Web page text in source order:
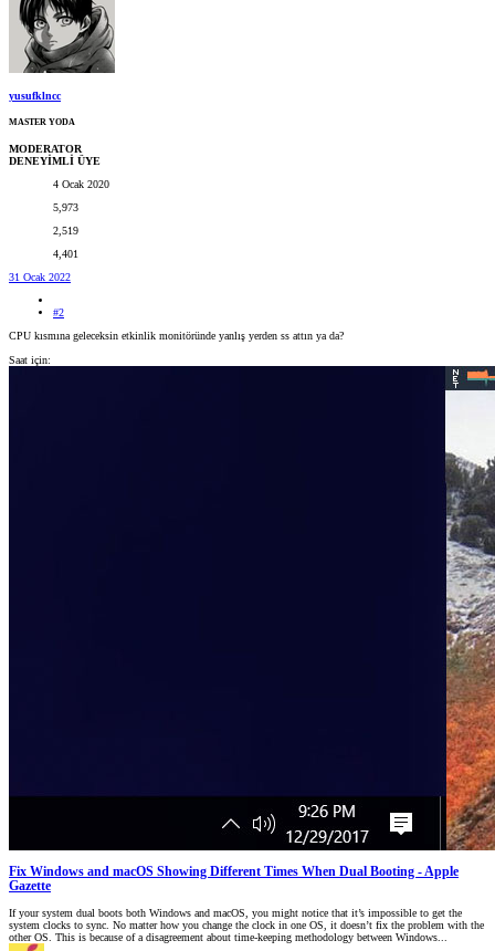
yusufklncc
MASTER YODA
MODERATOR
DENEYİMLİ ÜYE
4 Ocak 2020
5,973
2,519
4,401
31 Ocak 2022
#2
CPU kısmına geleceksin etkinlik monitöründe yanlış yerden ss attın ya da?
Saat için:
Fix Windows and macOS Showing Different Times When Dual Booting - Apple
Gazette
If your system dual boots both Windows and macOS, you might notice that it’s impossible to get the
system clocks to sync. No matter how you change the clock in one OS, it doesn’t fix the problem with the
other OS. This is because of a disagreement about time-keeping methodology between Windows...